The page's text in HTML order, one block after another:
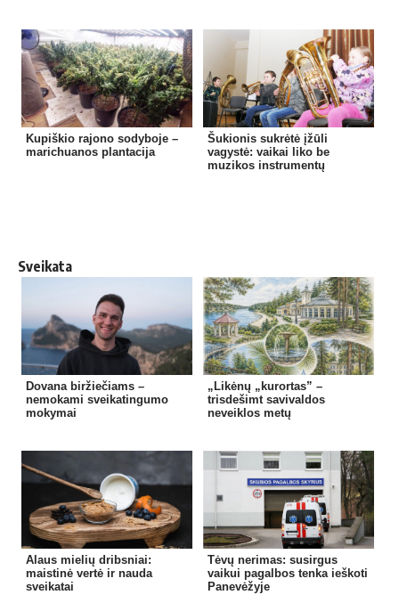
Kupiškio rajono sodyboje –
marichuanos plantacija
Šukionis sukrėtė įžūli
vagystė: vaikai liko be
muzikos instrumentų
Sveikata
Dovana biržiečiams –
nemokami sveikatingumo
mokymai
„Likėnų „kurortas” –
trisdešimt savivaldos
neveiklos metų
Alaus mielių dribsniai:
maistinė vertė ir nauda
sveikatai
Tėvų nerimas: susirgus
vaikui pagalbos tenka ieškoti
Panevėžyje